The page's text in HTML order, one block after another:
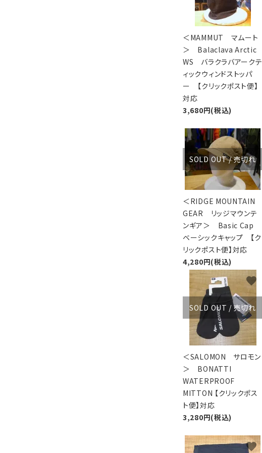
＜MAMMUT マムート
＞ Balaclava Arctic
WS バラクラバアークテ
ィックウィンドストッパ
ー 【クリックポスト便】
対応
3,680円(税込)
SOLD OUT / 売切れ
＜RIDGE MOUNTAIN
GEAR リッジマウンテ
ンギア＞ Basic Cap
ベーシックキャップ 【ク
リックポスト便】対応
4,280円(税込)
favorite
SOLD OUT / 売切れ
＜SALOMON サロモン
＞ BONATTI
WATERPROOF
MITTON 【クリックポス
ト便】対応
3,280円(税込)
favorite
favorite